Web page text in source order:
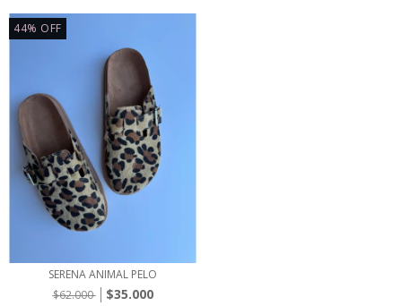
44% OFF
SERENA ANIMAL PELO
$62.000
$35.000